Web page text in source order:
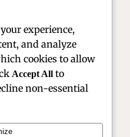
experience,
and analyze
cookies to allow
Accept All to
non-essential